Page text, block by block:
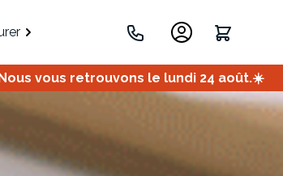
vous retrouvons le lundi 24 août.☀️